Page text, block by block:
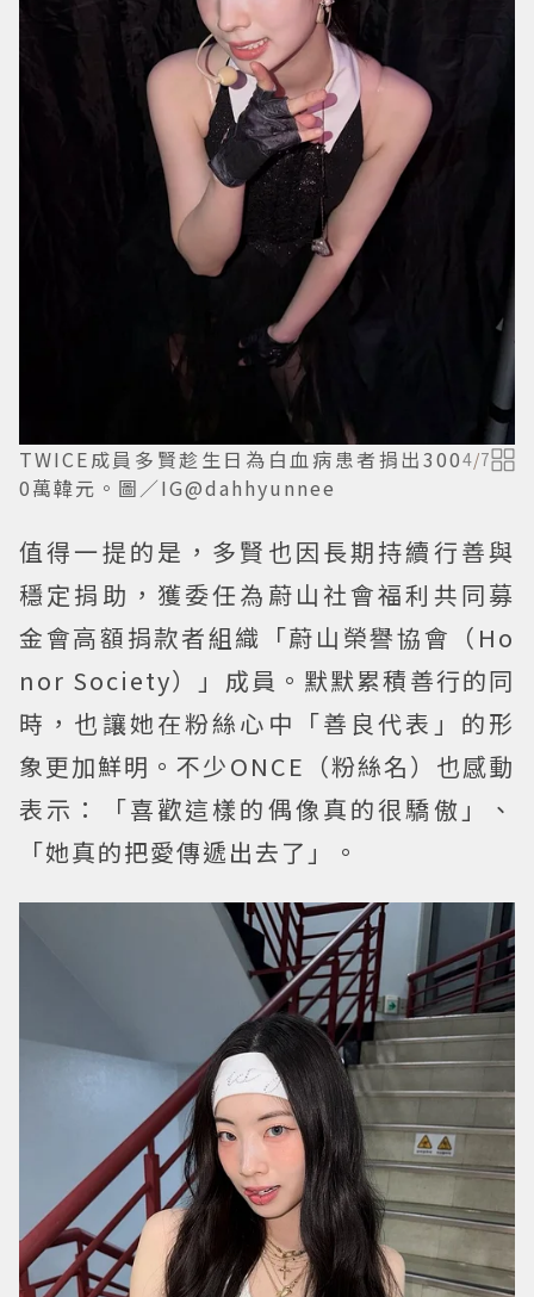
TWICE成員多賢趁生日為白血病患者捐出300
0萬韓元。圖／IG@dahhyunnee
4/7
值得一提的是，多賢也因長期持續行善與
穩定捐助，獲委任為蔚山社會福利共同募
金會高額捐款者組織「蔚山榮譽協會（Ho
nor Society）」成員。默默累積善行的同
時，也讓她在粉絲心中「善良代表」的形
象更加鮮明。不少ONCE（粉絲名）也感動
表示：「喜歡這樣的偶像真的很驕傲」、
「她真的把愛傳遞出去了」。